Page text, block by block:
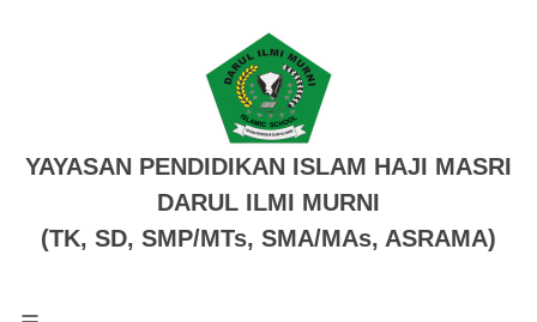
YAYASAN PENDIDIKAN ISLAM HAJI MASRI
DARUL ILMI MURNI
(TK, SD, SMP/MTs, SMA/MAs, ASRAMA)